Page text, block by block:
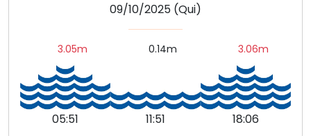
09/10/2025 (Qui)
3.05m
05:51
0.14m
11:51
3.06m
18:06